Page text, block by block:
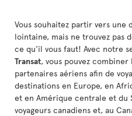
Vous souhaitez partir vers une
lointaine, mais ne trouvez pas
ce qu'il vous faut! Avec notre
Transat, vous pouvez
partenaires aériens afin de
destinations en Europe, en
et en Amérique centrale et du
voyageurs canadiens et, au